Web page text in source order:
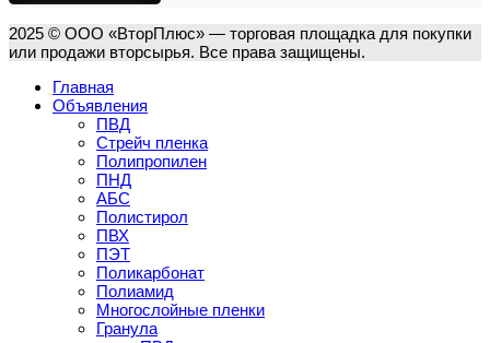
2025 © ООО «ВторПлюс» — торговая площадка для покупки
или продажи вторсырья. Все права защищены.
Главная
Объявления
ПВД
Стрейч пленка
Полипропилен
ПНД
АБС
Полистирол
ПВХ
ПЭТ
Поликарбонат
Полиамид
Многослойные пленки
Гранула